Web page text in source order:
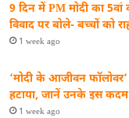
9 दिन में PM मोदी का 5वां
विवाद पर बोले- बच्चों को
1 week ago
‘मोदी के आजीवन
हटाया, जानें उनके इस कदम
1 week ago